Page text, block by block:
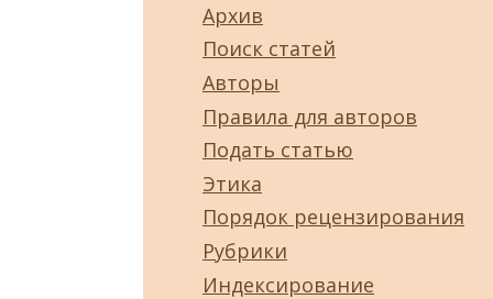
Архив
Поиск статей
Авторы
Правила для авторов
Подать статью
Этика
Порядок рецензирования
Рубрики
Индексирование